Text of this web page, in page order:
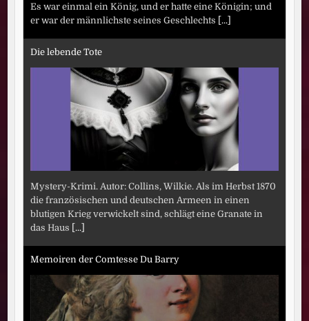
Es war einmal ein König, und er hatte eine Königin; und
er war der männlichste seines Geschlechts [...]
Die lebende Tote
Mystery-Krimi. Autor: Collins, Wilkie. Als im Herbst 1870
die französischen und deutschen Armeen in einen
blutigen Krieg verwickelt sind, schlägt eine Granate in
das Haus [...]
Memoiren der Comtesse Du Barry